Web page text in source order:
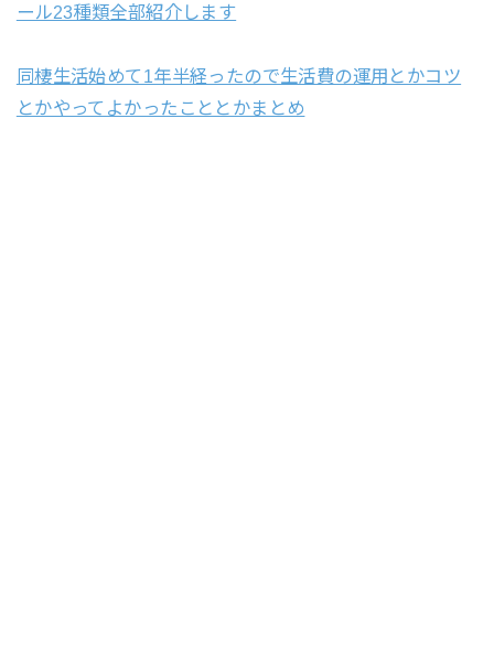
ール23種類全部紹介します
同棲生活始めて1年半経ったので生活費の運用とかコツ
とかやってよかったこととかまとめ